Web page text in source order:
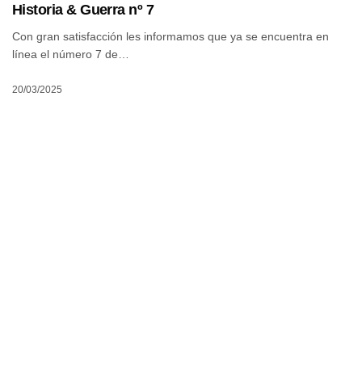
Historia & Guerra nº 7
Con gran satisfacción les informamos que ya se encuentra en
línea el número 7 de…
20/03/2025